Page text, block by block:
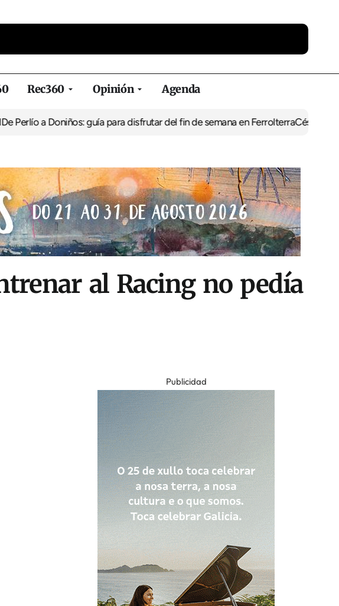
Rec360 Opinión Agenda
a Doniños: guía para disfrutar del fin de semana en FerrolterraCésar Pita,
al Racing no pedía
Publicidad